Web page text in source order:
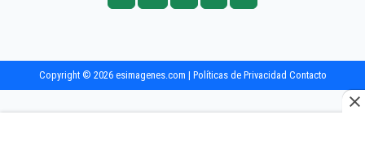
Copyright © 2026 esimagenes.com | Políticas de Privacidad Contacto